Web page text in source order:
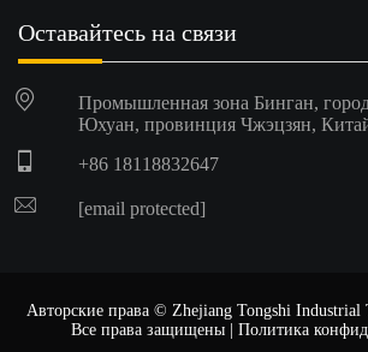
Оставайтесь на связи
Промышленная зона Бинган,
Юхуан, провинция Чжэцзян,
+86 18118832647
[email protected]
Авторские права © Zhejiang Tongshi Industrial
Все права защищены | Политика